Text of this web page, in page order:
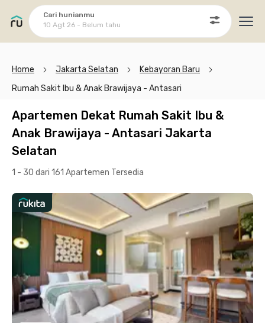
Cari hunianmu
10 Agt 26 - Belum tahu
Home Jakarta Selatan
Kebayoran Baru
Rumah Sakit Ibu & Anak Brawijaya - Antasari
Apartemen Dekat Rumah Sakit Ibu &
Anak Brawijaya - Antasari Jakarta
Selatan
1 - 30 dari 161 Apartemen Tersedia